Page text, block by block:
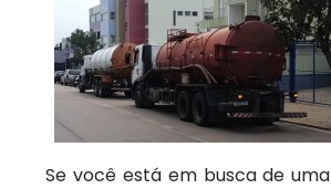
Se você está em busca de uma